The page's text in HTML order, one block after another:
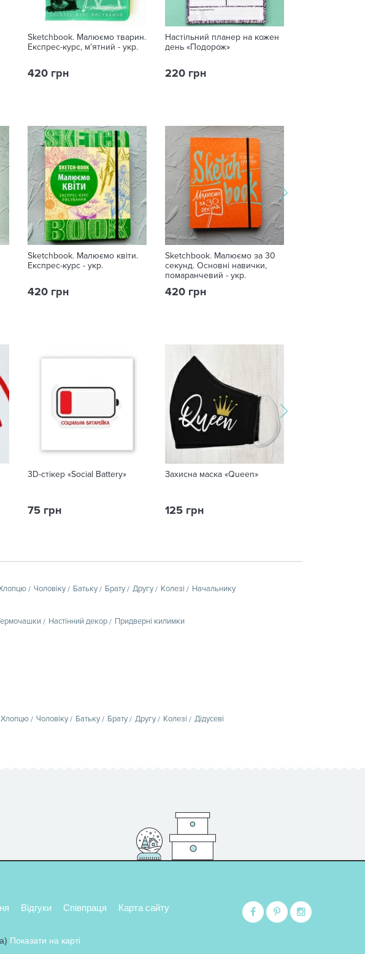
Sketchbook. Малюємо тварин.
Експрес-курс, м'ятний - укр.
420 грн
Настільний планер на кожен
день «Подорож»
220 грн
Sketchbook. Малюємо квіти.
Експрес-курс - укр.
420 грн
Sketchbook. Малюємо за 30
секунд. Основні навички,
помаранчевий - укр.
420 грн
3D-стікер «Social Battery»
75 грн
Захисна маска «Queen»
125 грн
Чоловіку Батьку Брату Другу Колезі Начальнику
Настінний декор Придверні килимки
Хлопцю Чоловіку Батьку Брату Другу Колезі Дідусеві
Відгуки Співпраця
Карта сайту
Показати на карті